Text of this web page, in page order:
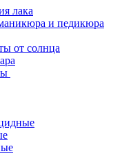
лака
и педикюра
от солнца